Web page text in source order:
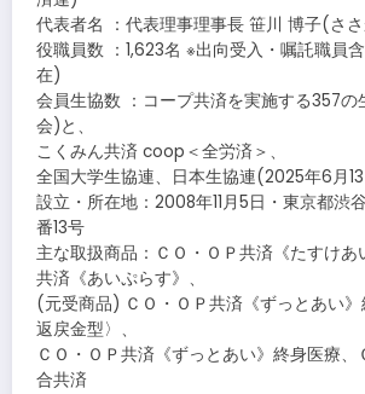
代表者名 ：代表理事理事長 笹川 博子(さ
役職員数 ：1,623名 ※出向受入・嘱託職員
在)
会員生協数 ：コープ共済を実施する357
会)と、
こくみん共済 coop＜全労済＞、
全国大学生協連、日本生協連(2025年6月
設立・所在地：2008年11月5日・東京都渋
番13号
主な取扱商品：ＣＯ・ＯＰ共済《たすけあ
共済《あいぷらす》、
(元受商品) ＣＯ・ＯＰ共済《ずっとあい
返戻金型〉、
ＣＯ・ＯＰ共済《ずっとあい》終身医療
合共済